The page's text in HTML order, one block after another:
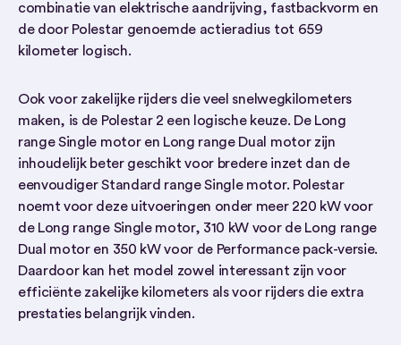
combinatie van elektrische aandrijving, fastbackvorm en
de door Polestar genoemde actieradius tot 659
kilometer logisch.
Ook voor zakelijke rijders die veel snelwegkilometers
maken, is de Polestar 2 een logische keuze. De Long
range Single motor en Long range Dual motor zijn
inhoudelijk beter geschikt voor bredere inzet dan de
eenvoudiger Standard range Single motor. Polestar
noemt voor deze uitvoeringen onder meer 220 kW voor
de Long range Single motor, 310 kW voor de Long range
Dual motor en 350 kW voor de Performance pack-versie.
Daardoor kan het model zowel interessant zijn voor
efficiënte zakelijke kilometers als voor rijders die extra
prestaties belangrijk vinden.